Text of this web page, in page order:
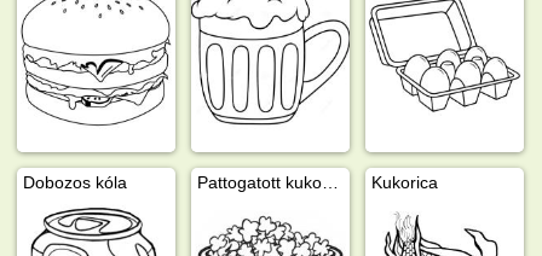
Dobozos kóla Kukorica